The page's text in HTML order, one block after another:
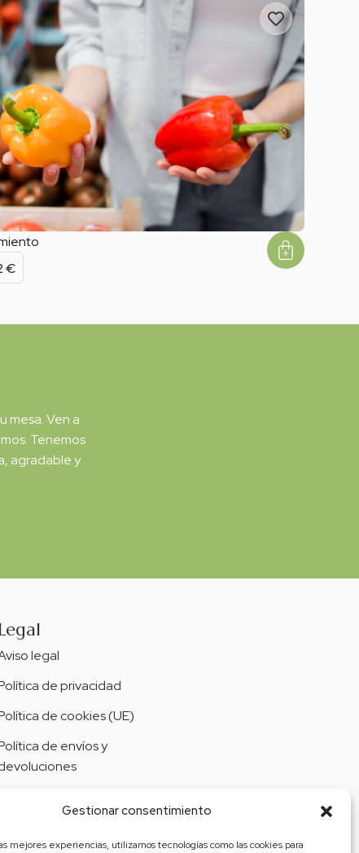
Gestionar consentimiento
mejores experiencias, utilizamos tecnologías como las cookies para
€
mesa. Ven a
Tenemos
agradable y
legal
de privacidad
de cookies (UE)
de envíos y